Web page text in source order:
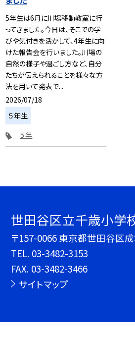
5年生は6月に川場移動教室に行
ってきました。今日は、そこでの学
びや気付きを活かして、4年生に向
けた報告会を行いました。川場の
自然の様子や過ごし方など、自分
たちが伝えられることを様々な方
法を用いて発表で...
2026/07/18
５年生
５年
世田谷区立千歳小学
〒157-0066 東京都世田谷区
TEL. 03-3482-3153
FAX. 03-3482-3466
サイトマップ